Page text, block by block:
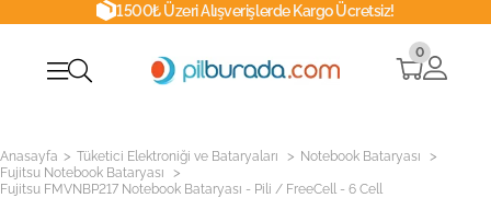
1500₺ Üzeri Alışverişlerde Kargo Ücretsiz!
0
Anasayfa > Tüketici Elektroniği ve Bataryaları > Notebook Bataryası >
Fujitsu Notebook Bataryası >
Fujitsu FMVNBP217 Notebook Bataryası - Pili / FreeCell - 6 Cell